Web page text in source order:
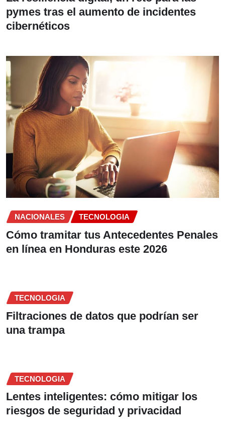
pymes tras el aumento de incidentes
cibernéticos
NACIONALES TECNOLOGIA
Cómo tramitar tus Antecedentes Penales
en línea en Honduras este 2026
TECNOLOGIA
Filtraciones de datos que podrían ser
una trampa
TECNOLOGIA
Lentes inteligentes: cómo mitigar los
riesgos de seguridad y privacidad